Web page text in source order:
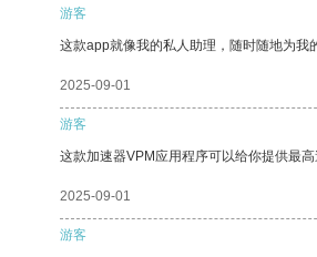
游客
这款app就像我的私人助理，随时随地为我
2025-09-01
游客
这款加速器VPM应用程序可以给你提供最
2025-09-01
游客